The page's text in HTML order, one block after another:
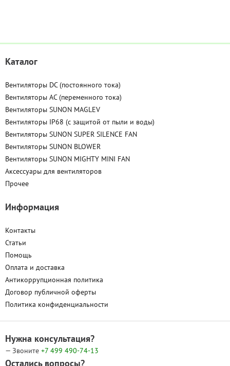
Каталог
Вентиляторы DC (постоянного тока)
Вентиляторы AC (переменного тока)
Вентиляторы SUNON MAGLEV
Вентиляторы IP68 (c защитой от пыли и воды)
Вентиляторы SUNON SUPER SILENCE FAN
Вентиляторы SUNON BLOWER
Вентиляторы SUNON MIGHTY MINI FAN
Аксессуары для вентиляторов
Прочее
Информация
Контакты
Статьи
Помощь
Оплата и доставка
Антикоррупционная политика
Договор публичной оферты
Политика конфиденциальности
Нужна консультация?
— Звоните +7 499 490-74-13
Остались вопросы?